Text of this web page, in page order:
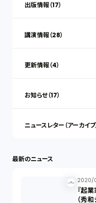
出版情報（17）
講演情報（28）
更新情報（4）
お知らせ（17）
ニュースレター（アーカイブ
最新のニュース
2020/
『起
（秀和